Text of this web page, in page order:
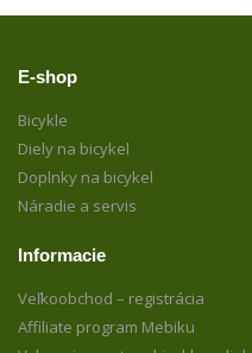
E-shop
Bicykle
Diely na bicykel
Doplnky na bicykel
Náradie a servis
Informacie
Veľkoobchod – registrácia
Affiliate program Mebiku